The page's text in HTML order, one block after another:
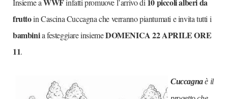
Insieme a
infatti promuove l’arrivo di
fruttoin Cascina Cuccagna che verranno piantumati e invita tutti i
bambinia festeggiare insiemeDOMENICA 22 APRILE ORE
11.
Cuccagnaè il